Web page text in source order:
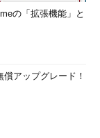
の「拡張機能」と
アップグレード！